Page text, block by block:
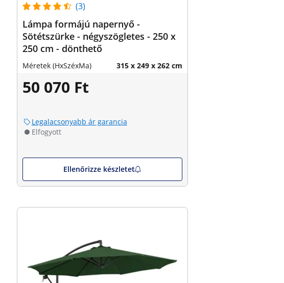
(3)
Lámpa formájú napernyő -
Sötétszürke - négyszögletes - 250 x
250 cm - dönthető
Méretek (HxSzéxMa) 315 x 249 x 262 cm
50 070 Ft
Legalacsonyabb ár garancia
Elfogyott
Ellenőrizze készletet